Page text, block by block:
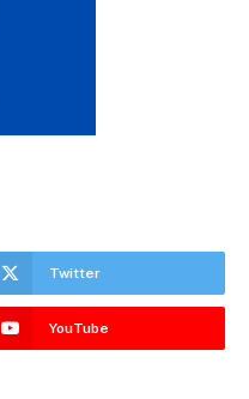
Twitter
YouTube